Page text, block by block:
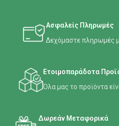
Ασφαλείς Πληρωμές
Δεχόμαστε πληρωμές
Ετοιμοπαράδοτα
Όλα μας το προϊόντα
Δωρεάν Μεταφορικά